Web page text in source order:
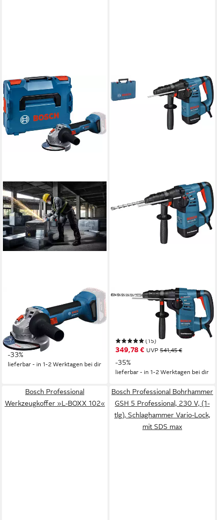
BOSCH PROFESSIONAL
Akku-Winkelschleifer »GWS
18V-8«, in L-BOXX 136, ohne
Akku, ohne Ladegerät
149,00 € UVP 223,72 €
-33%
lieferbar - in 1-2 Werktagen bei dir
BOSCH PROFESSIONAL
Bohrhammer GBH 3-28 DFR,
max. 900 U/min, SDS-Plus, im
(15)
349,78 € UVP 541,45 €
-35%
lieferbar - in 1-2 Werktagen bei dir
Bosch Professional
Werkzeugkoffer »L-BOXX 102«
Bosch Professional Bohrhammer
GSH 5 Professional, 230 V, (1-
tlg), Schlaghammer Vario-Lock,
mit SDS max